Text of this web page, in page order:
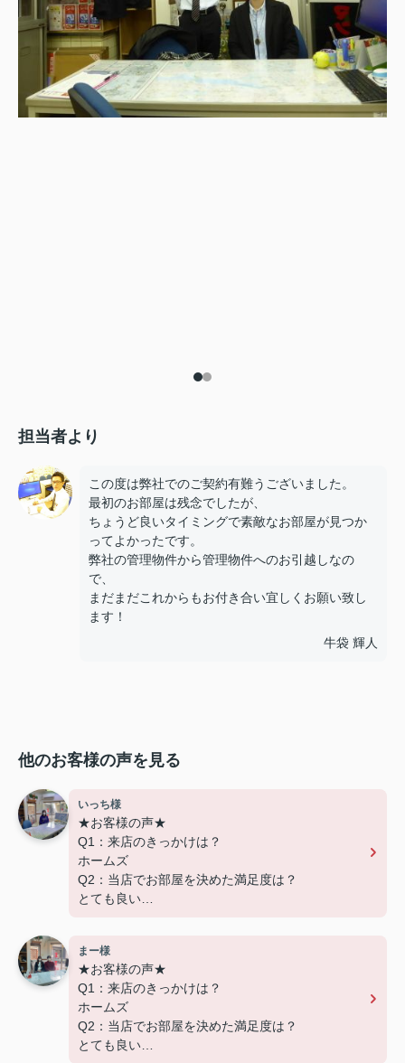
担当者より
この度は弊社でのご契約有難うございました。
最初のお部屋は残念でしたが、
ちょうど良いタイミングで素敵なお部屋が見つか
ってよかったです。
弊社の管理物件から管理物件へのお引越しなの
で、
まだまだこれからもお付き合い宜しくお願い致し
ます！
牛袋 輝人
他のお客様の声を見る
いっち様
★お客様の声★
Q1：来店のきっかけは？
ホームズ
Q2：当店でお部屋を決めた満足度は？
とても良い
---------------------------
この度は弊社でのご契約ありがとうございまし
た！
アパートマンション館では、お部屋のご紹介だけ
でなく、入居後のアフターフォローもさせて頂いて
まー様
★お客様の声★
Q1：来店のきっかけは？
ホームズ
Q2：当店でお部屋を決めた満足度は？
とても良い